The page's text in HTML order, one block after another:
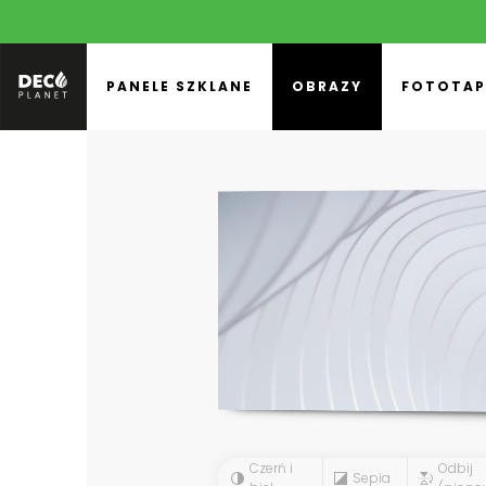
PANELE SZKLANE OBRAZY
Czerń i
Sepia
Odbij